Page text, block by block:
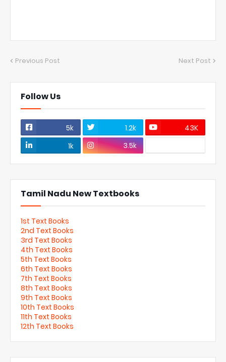
Previous Post Next Post
Follow Us
5k 1.2k
43K
1k
3.5k
Tamil Nadu New Textbooks
1st Text Books
2nd Text Books
3rd Text Books
4th Text Books
5th Text Books
6th Text Books
7th Text Books
8th Text Books
9th Text Books
10th Text Books
11th Text Books
12th Text Books